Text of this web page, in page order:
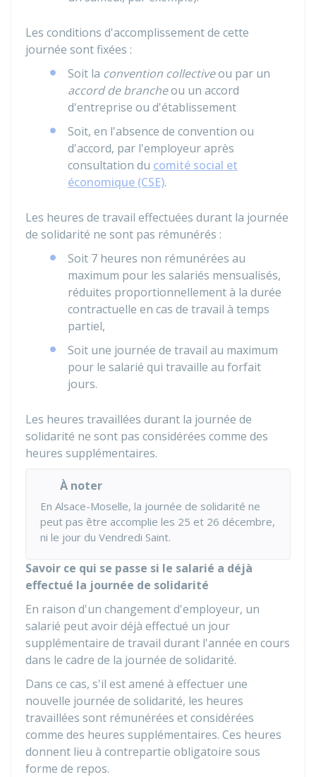
Les conditions d'accomplissement de cette
journée sont fixées :
Soit la convention collectiveou par un
accord de brancheou un accord
d'entreprise ou d'établissement
Soit, en l'absence de convention ou
d'accord, par l'employeur après
consultation du comité social et
économique (CSE).
Les heures de travail effectuées durant la journée
de solidarité ne sont pas rémunérés :
Soit 7 heures non rémunérées au
maximum pour les salariés mensualisés,
réduites proportionnellement à la durée
contractuelle en cas de travail à temps
partiel,
Soit une journée de travail au maximum
pour le salarié qui travaille au forfait
jours.
Les heures travaillées durant la journée de
solidarité ne sont pas considérées comme des
heures supplémentaires.
À noter
En Alsace-Moselle, la journée de solidarité ne
peut pas être accomplie les 25 et 26 décembre,
ni le jour du Vendredi Saint.
Savoir ce qui se passe si le salarié a déjà
effectué la journée de solidarité
En raison d'un changement d'employeur, un
salarié peut avoir déjà effectué un jour
supplémentaire de travail durant l'année en cours
dans le cadre de la journée de solidarité.
Dans ce cas, s'il est amené à effectuer une
nouvelle journée de solidarité, les heures
travaillées sont rémunérées et considérées
comme des heures supplémentaires. Ces heures
donnent lieu à contrepartie obligatoire sous
forme de repos.